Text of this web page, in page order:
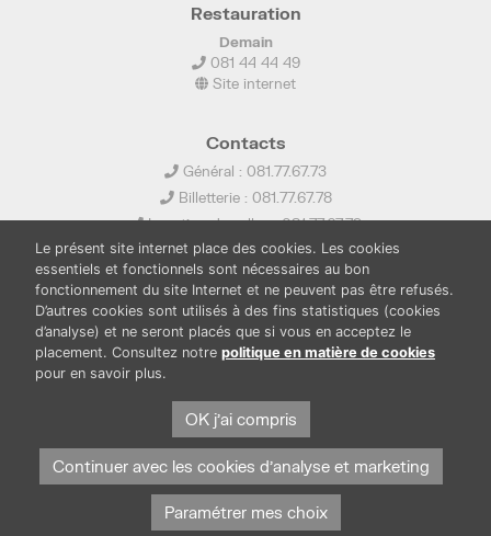
Restauration
Demain
081 44 44 49
Site internet
Contacts
Général : 081.77.67.73
Billetterie : 081.77.67.78
Location de salles : 081.77.67.79
info@ledelta.be
BOUTIQUE
Protection des données et cookies Mentions légales
Le présent site internet place des cookies. Les cookies
essentiels et fonctionnels sont nécessaires au bon
fonctionnement du site Internet et ne peuvent pas être refusés.
D’autres cookies sont utilisés à des fins statistiques (cookies
d’analyse) et ne seront placés que si vous en acceptez le
placement. Consultez notre politique en matière de cookies
pour en savoir plus.
OK j'ai compris
Continuer avec les cookies d'analyse et marketing
Paramétrer mes choix